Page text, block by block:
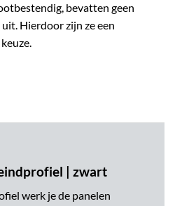
bevatten geen
Hierdoor zijn ze een
| zwart
werk je de panelen